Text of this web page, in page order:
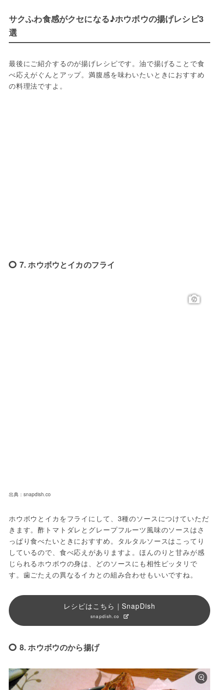
サクふわ食感がクセになる♪ホウボウの揚げレシピ3
選
最後にご紹介するのが揚げレシピです。油で揚げることで食
べ応えがぐんとアップ。満腹感を味わいたいときにおすすめ
の料理法ですよ。
7. ホウボウとイカのフライ
出典：snapdish.co
ホウボウとイカをフライにして、3種のソースにつけていただ
きます。酢トマトダレとグレープフルーツ風味のソースはさ
っぱり食べたいときにおすすめ。タルタルソースはこってり
しているので、食べ応えがありますよ。ほんのりと甘みが感
じられるホウボウの身は、どのソースにも相性ピッタリで
す。歯ごたえの異なるイカとの組み合わせもいいですね。
レシピはこちら｜SnapDish
snapdish.co
8. ホウボウのから揚げ